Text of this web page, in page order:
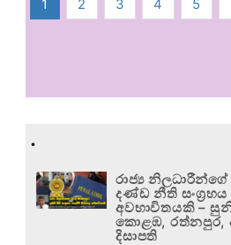
1 2 3 4 5
.
රාජ්‍ය
දණ්ඩ නීති
අවභාවිතයකි –
කොළඹ, රත්නපුර,
දිසාපති